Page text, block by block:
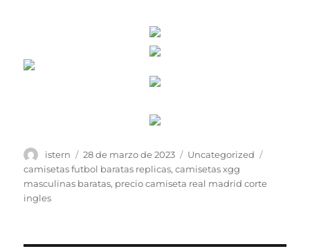
Autor
istern
Publicado
el
28 de marzo de 2023 Categorías
Uncategorized
camisetas futbol baratas replicas,camisetas xgg
masculinas baratas, precio camiseta real madrid corte
ingles